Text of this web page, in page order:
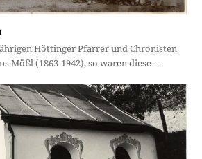
Höttinger Pfarrer und Chronisten
Mößl (1863-1942), so waren diese…